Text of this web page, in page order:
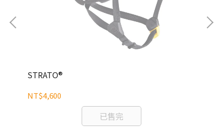
STRATO®
NT$4,600
已售完